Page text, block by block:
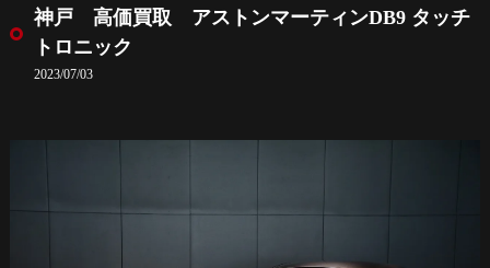
神戸 高価買取 アストンマーティンDB9 タッチ
トロニック
2023/07/03